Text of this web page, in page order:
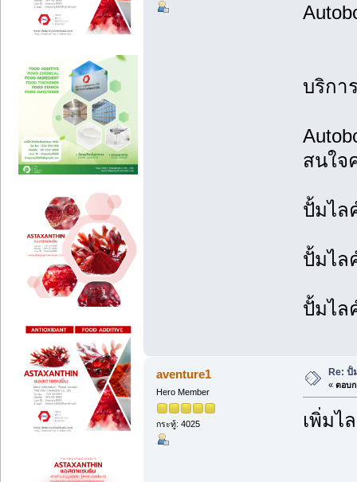
บริกา
สนใจ
ปั้มไล
ปั้มไล
ปั้มไล
aventure1
Hero Member
กระทู้: 4025
Re: ปั้
« ตอบก
เพิ่มไ